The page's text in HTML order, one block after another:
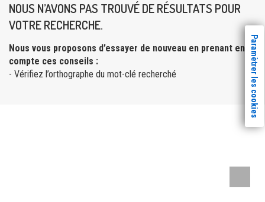
NOUS N’AVONS PAS TROUVÉ DE RÉSULTATS POUR
VOTRE RECHERCHE.
Nous vous proposons d’essayer de nouveau en prenant en
compte ces conseils :
- Vérifiez l’orthographe du mot-clé recherché
Paramètrer les cookies